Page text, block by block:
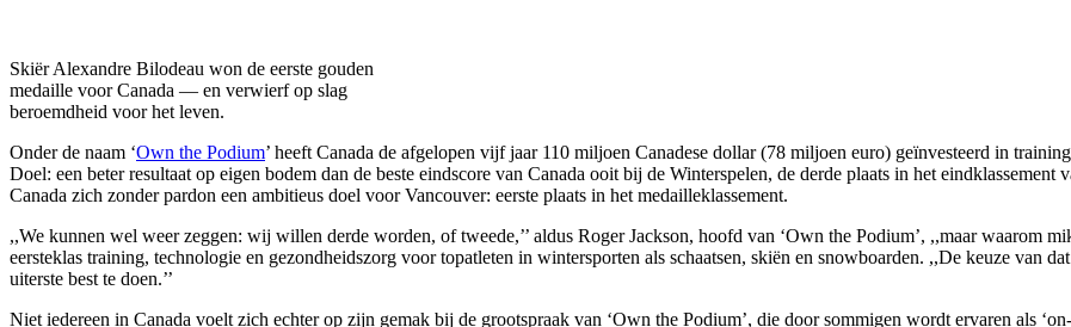
Skiër Alexandre Bilodeau won de eerste gouden
medaille voor Canada — en verwierf op slag
beroemdheid voor het leven.
Onder de naam ‘Own the Podium’ heeft Canada de afgelopen vijf jaar 110 miljoen Canadese dollar (78 miljoen euro) geïnvesteerd in
Doel: een beter resultaat op eigen bodem dan de beste eindscore van Canada ooit bij de Winterspelen, de derde plaats in het
Canada zich zonder pardon een ambitieus doel voor Vancouver: eerste plaats in het medailleklassement.
,,We kunnen wel weer zeggen: wij willen derde worden, of tweede,’’ aldus Roger Jackson, hoofd van ‘Own the Podium’, ,,maar waarom
eersteklas training, technologie en gezondheidszorg voor topatleten in wintersporten als schaatsen, skiën en snowboarden. ,,De keuze van
uiterste best te doen.’’
Niet iedereen in Canada voelt zich echter op zijn gemak bij de grootspraak van ‘Own the Podium’, die door sommigen wordt ervaren als